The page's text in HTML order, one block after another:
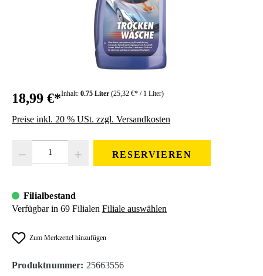
18,99 €*Inhalt: 0.75 Liter (25,32 €* / 1 Liter)
Preise inkl. 20 % USt. zzgl. Versandkosten
RESERVIEREN
Filialbestand
Verfügbar in 69 Filialen Filiale auswählen
Zum Merkzettel hinzufügen
Produktnummer: 25663556